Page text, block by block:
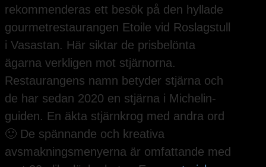
rekommenderas ett besök på den hyllade
gourmetrestaurangen Etoile vid Roslagstull
i Vasastan. Här siktar de prisbelönta
ägarna verkligen mot stjärnorna.
Restaurangens namn betyder stjärna och
de har sedan 2020 en stjärna i Michelin-
guiden. En äkta stjärnkrog med andra ord
🙂 De spännande och kreativa
avsmakningsmenyerna är omfattande med